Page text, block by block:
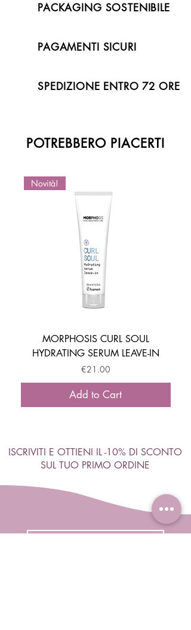
PACKAGING SOSTENIBILE
PAGAMENTI SICURI
SPEDIZIONE ENTRO 72 ORE
POTREBBERO PIACERTI
Novità!
MORPHOSIS CURL SOUL
HYDRATING SERUM LEAVE-IN
Price
€21.00
Add to Cart
ISCRIVITI E OTTIENI IL -10% DI SCONTO
SUL TUO PRIMO ORDINE